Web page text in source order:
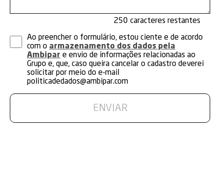
250
Ao preencher o formulário, estou ciente e de acordo
com o armazenamento dos dados pela
Ambipar e envio de informações relacionadas ao
Grupo e, que, caso queira cancelar o cadastro deverei
solicitar por meio do e-mail
politicadedados@ambipar.com